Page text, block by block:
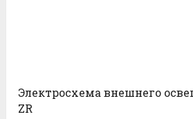
Электросхема внешнего
ZR